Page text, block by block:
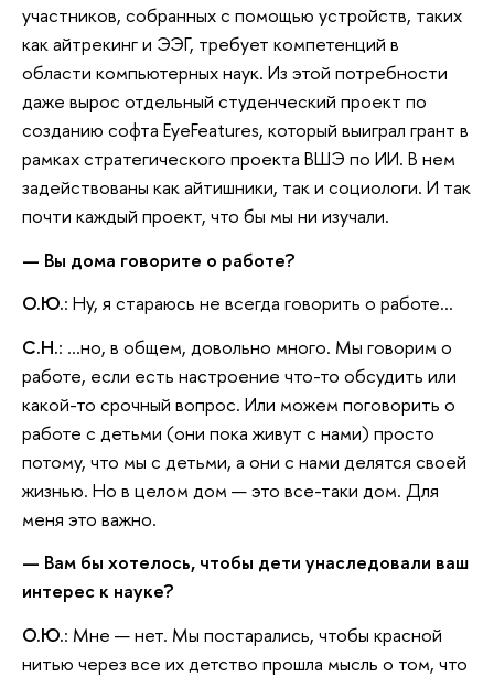
участников, собранных с помощью устройств, таких
как айтрекинг и ЭЭГ, требует компетенций в
области компьютерных наук. Из этой потребности
даже вырос отдельный студенческий проект по
созданию софта EyeFeatures, который выиграл грант в
рамках стратегического проекта ВШЭ по ИИ. В нем
задействованы как айтишники, так и социологи. И так
почти каждый проект, что бы мы ни изучали.
— Вы дома говорите о работе?
О.Ю.: Ну, я стараюсь не всегда говорить о работе…
С.Н.: …но, в общем, довольно много. Мы говорим о
работе, если есть настроение что-то обсудить или
какой-то срочный вопрос. Или можем поговорить о
работе с детьми (они пока живут с нами) просто
потому, что мы с детьми, а они с нами делятся своей
жизнью. Но в целом дом — это все-таки дом. Для
меня это важно.
— Вам бы хотелось, чтобы дети унаследовали ваш
интерес к науке?
О.Ю.: Мне — нет. Мы постарались, чтобы красной
нитью через все их детство прошла мысль о том, что